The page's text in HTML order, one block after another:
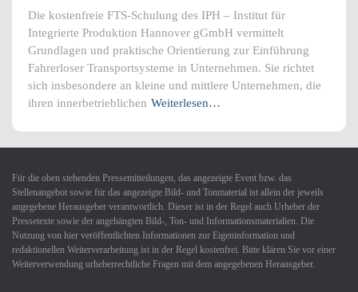
Die kostenfreie FTS-Schulung des IPH – Institut für
Integrierte Produktion Hannover gGmbH vermittelt
Grundlagen und praktische Orientierung zur Einführung
Fahrerloser Transportsysteme in Unternehmen. Sie richtet
sich insbesondere an kleine und mittlere Unternehmen, die
ihren innerbetrieblichen Weiterlesen…
Für die oben stehenden Pressemitteilungen, das angezeigte Event bzw. das
Stellenangebot sowie für das angezeigte Bild- und Tonmaterial ist allein der jeweils
angegebene Herausgeber verantwortlich. Dieser ist in der Regel auch Urheber der
Pressetexte sowie der angehängten Bild-, Ton- und Informationsmaterialien. Die
Nutzung von hier veröffentlichten Informationen zur Eigeninformation und
redaktionellen Weiterverarbeitung ist in der Regel kostenfrei. Bitte klären Sie vor einer
Weiterverwendung urheberrechtliche Fragen mit dem angegebenen Herausgeber.